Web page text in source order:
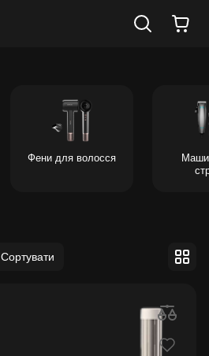
Фени для волосся
Сортувати